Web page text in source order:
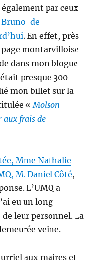
par ceux
de-
. En effet, près
page montarvilloise
dans mon blogue
presque 300
mon billet sur la
« Molson
aux frais de
Mme Nathalie
M. Daniel Côté,
L’UMQ a
eu un long
leur personnel. La
veine.
aux maires et